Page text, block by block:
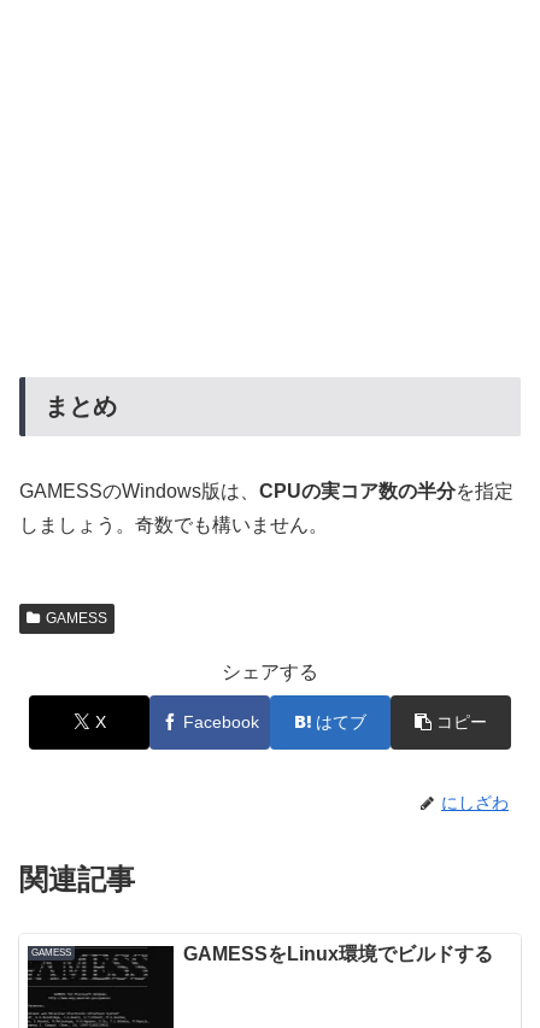
まとめ
GAMESSのWindows版は、 CPUの実コア数の半分を指定
しましょう。奇数でも構いません。
GAMESS
シェアする
X Facebook はてブ コピー
にしざわ
関連記事
GAMESS GAMESSをLinux環境でビルドする